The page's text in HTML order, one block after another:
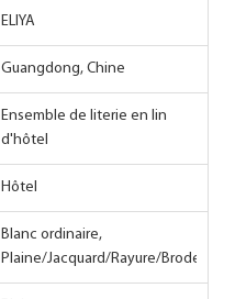
ELIYA
Guangdong, Chine
Ensemble de literie en lin
d'hôtel
Hôtel
Blanc ordinaire,
Plaine/Jacquard/Rayure/Broderie